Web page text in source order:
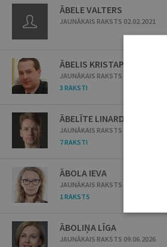
ĀBELE VALTERS
JAUNĀKAIS RAKSTS 02.02.2021
ĀBELIS KRISTAPS
JAUNĀKAIS RAKSTS 14.09.2010
3 RAKSTI
ĀBELĪTE LINARDS
JAUNĀKAIS RAKSTS 12.05.2026
7 RAKSTI
ĀBOLA IEVA
JAUNĀKAIS RAKSTS 29.03.2022
1 RAKSTS
ĀBOLIŅA LĪGA
JAUNĀKAIS RAKSTS 09.06.2026